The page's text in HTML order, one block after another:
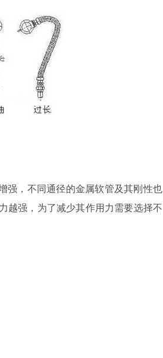
，不同通径的金属软管及其刚性也
越强 ，为了减少其作用力需要选择不